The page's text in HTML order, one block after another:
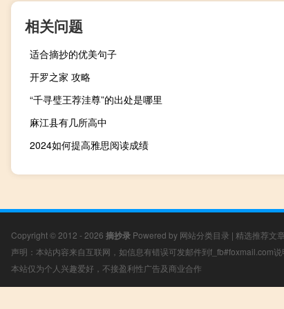
相关问题
适合摘抄的优美句子
开罗之家 攻略
“千寻璧王荐洼尊”的出处是哪里
麻江县有几所高中
2024如何提高雅思阅读成绩
Copyright © 2012 - 2026 摘抄录 Powered by 网站分类目录 | 精选推荐文章
声明：本站内容来自互联网，如信息有错误可发邮件到f_fb#foxmail.com
本站仅为个人兴趣爱好，不接盈利性广告及商业合作